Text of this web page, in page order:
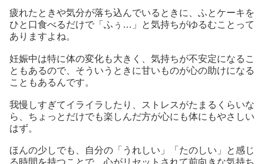
疲れたときや気分が落ち込んでいるときに、ふとケーキを
ひと口食べるだけで「ふぅ…」と気持ちがゆるむことって
ありますよね。
妊娠中は特に体の変化も大きく、気持ちが不安定になるこ
ともあるので、そういうときに甘いものが心の助けになる
こともあるんです。
我慢しすぎてイライラしたり、ストレスがたまるくらいな
ら、ちょっとだけでも楽しんだ方が心にも体にもやさしい
はず。
ほんの少しでも、自分の「うれしい」「たのしい」と感じ
る時間を持つことで、心がリセットされて前向きな気持ち